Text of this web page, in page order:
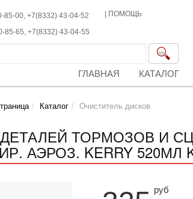
85-00, +7(8332) 43-04-52
85-65, +7(8332) 43-04-55
ПОМОЩЬ
ГЛАВНАЯ КАТАЛОГ
Каталог Очиститель дисков
ТОРМОЗОВ И
АЭРОЗ. KERRY 520МЛ
руб